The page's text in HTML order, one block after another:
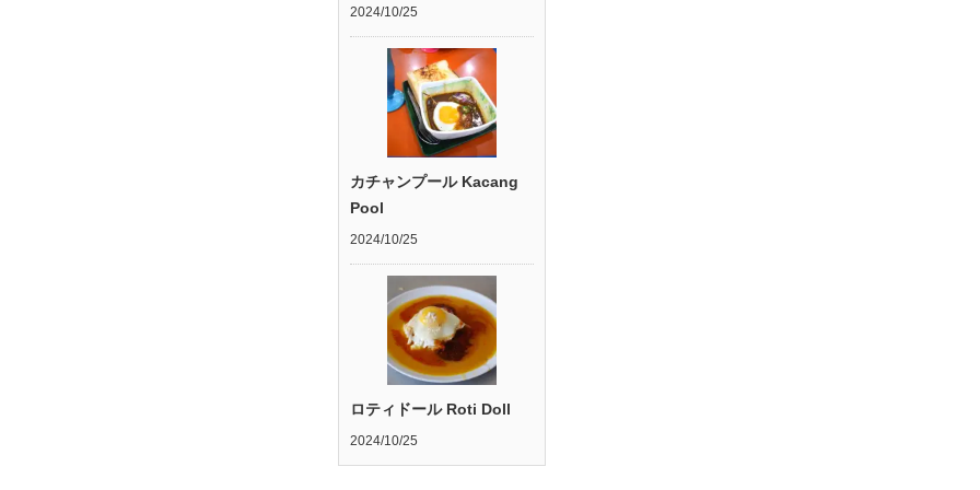
2024/10/25
カチャンプール Kacang
Pool
2024/10/25
ロティドール Roti Doll
2024/10/25